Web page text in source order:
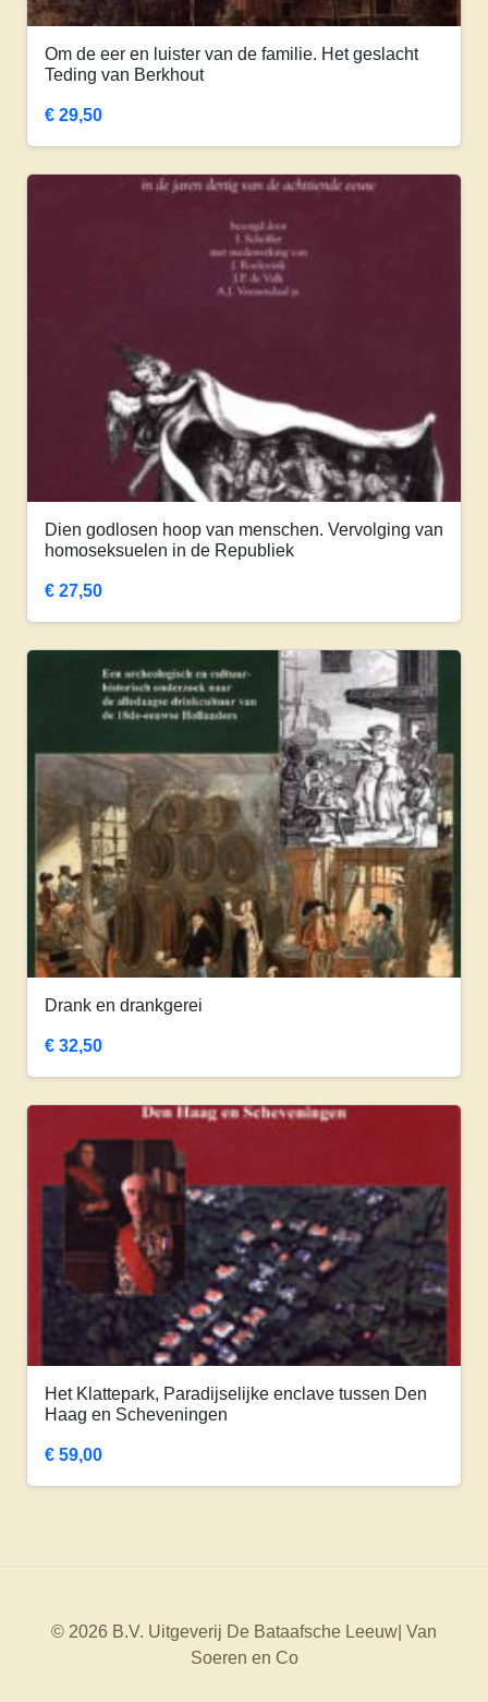
Om de eer en luister van de familie. Het geslacht
Teding van Berkhout
€ 29,50
Dien godlosen hoop van menschen. Vervolging van
homoseksuelen in de Republiek
€ 27,50
Drank en drankgerei
€ 32,50
Het Klattepark, Paradijselijke enclave tussen Den
Haag en Scheveningen
€ 59,00
© 2026 B.V. Uitgeverij De Bataafsche Leeuw| Van
Soeren en Co